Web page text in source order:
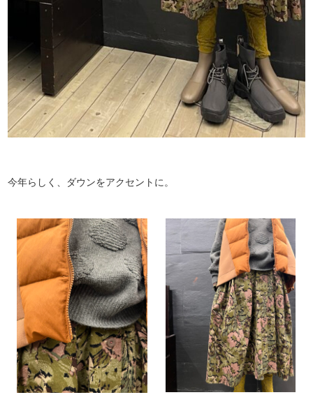
今年らしく、ダウンをアクセントに。